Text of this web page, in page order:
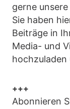
gerne
Sie haben
Beiträge in
Media- und
+++
Abonnieren